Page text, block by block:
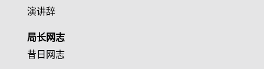
演讲辞
局长网志
昔日网志